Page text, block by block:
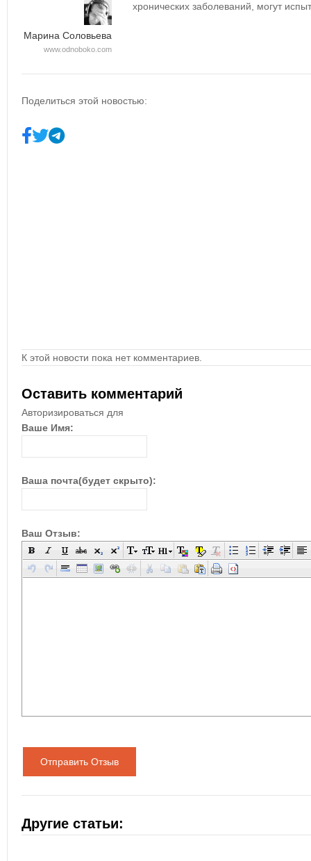
Марина Соловьева
www.odnoboko.com
хронических заболеваний, могут
Поделиться этой новостью:
К этой новости пока нет комментариев.
Оставить комментарий
Авторизироваться для
Ваше Имя:
Ваша почта(будет скрыто):
Ваш Отзыв:
Отправить Отзыв
Другие статьи: